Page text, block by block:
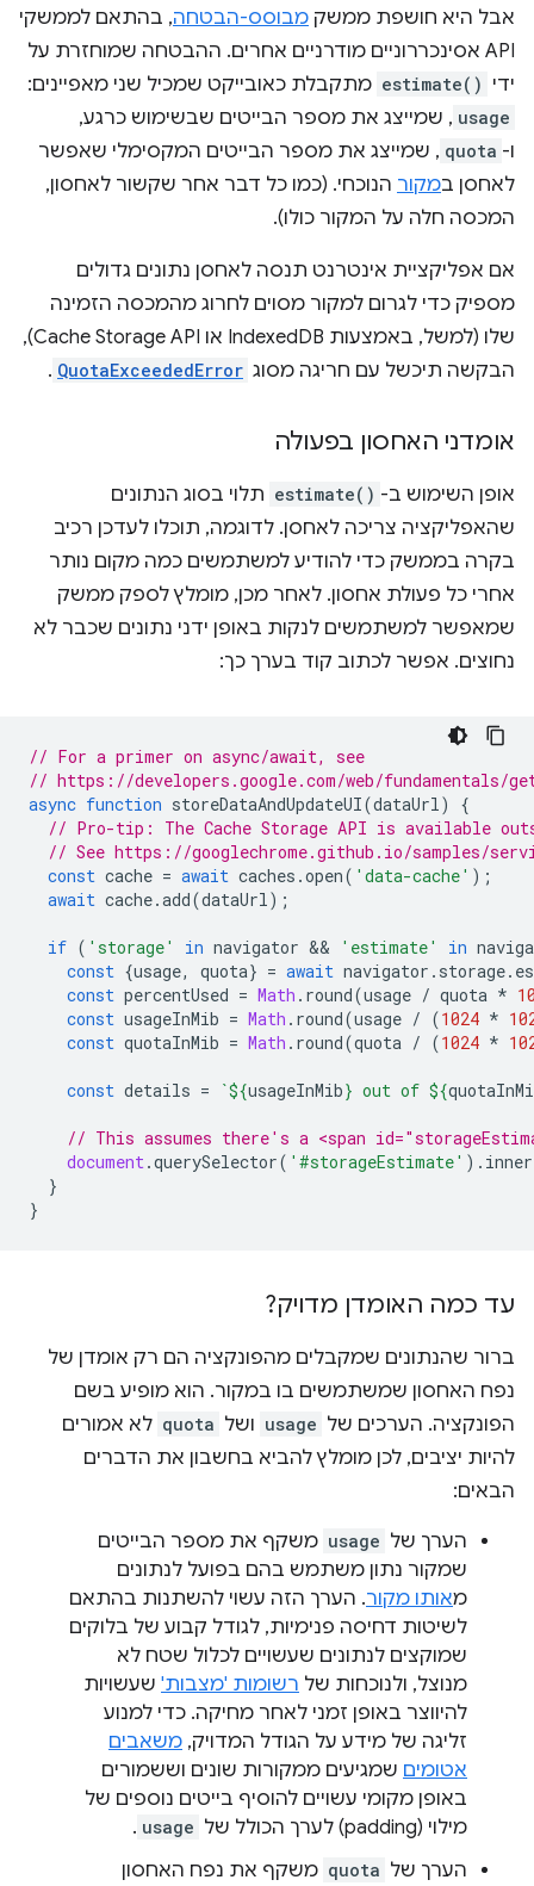
אבל היא חושפת ממשק מבוסס-הבטחה, בהתאם לממשקי
API אסינכררוניים מודרניים אחרים. ההבטחה שמוחזרת על
ידי estimate() מתקבלת כאובייקט שמכיל שני מאפיינים:
usage , שמייצג את מספר הבייטים שבשימוש כרגע,
ו- quota , שמייצג את מספר הבייטים המקסימלי שאפשר
לאחסן במקור הנוכחי. (כמו כל דבר אחר שקשור לאחסון,
המכסה חלה על המקור כולו).
אם אפליקציית אינטרנט תנסה לאחסן נתונים גדולים
מספיק כדי לגרום למקור מסוים לחרוג מהמכסה הזמינה
שלו (למשל, באמצעות IndexedDB או Cache Storage API),
הבקשה תיכשל עם חריגה מסוג QuotaExceededError
.
אומדני האחסון בפעולה
אופן השימוש ב- estimate() תלוי בסוג הנתונים
שהאפליקציה צריכה לאחסן. לדוגמה, תוכלו לעדכן רכיב
בקרה בממשק כדי להודיע למשתמשים כמה מקום נותר
אחרי כל פעולת אחסון. לאחר מכן, מומלץ לספק ממשק
שמאפשר למשתמשים לנקות באופן ידני נתונים שכבר לא
נחוצים. אפשר לכתוב קוד בערך כך:
// For a primer on async/await, see
// https://developers.google.com/web/fundamentals/
async function storeDataAndUpdateUI(dataUrl)
{
// Pro-tip: The Cache Storage API is available
// See https://googlechrome.github.io/samples/
const cache = await caches .open( 'data-cache' );
await cache.add(dataUrl);
if ( 'storage' in navigator && 'estimate' in
const {usage, quota} = await navigator . storage.
const percentUsed = Math . round(usage / quota *
const usageInMib = Math . round(usage / (1024 *
const quotaInMib = Math . round(quota / (1024 *
const details = `${usageInMib} out of ${
// This assumes there's a <span
document.querySelector( '#storageEstimate' ).
}
}
עד כמה האומדן מדויק?
ברור שהנתונים שמקבלים מהפונקציה הם רק אומדן של
נפח האחסון שמשתמשים בו במקור. הוא מופיע בשם
הפונקציה. הערכים של usage ושל quota לא אמורים
להיות יציבים, לכן מומלץ להביא בחשבון את הדברים
הבאים:
הערך של usage משקף את מספר הבייטים
שמקור נתון משתמש בהם בפועל לנתונים
מאותו מקור. הערך הזה עשוי להשתנות בהתאם
לשיטות דחיסה פנימיות, לגודל קבוע של בלוקים
שמוקצים לנתונים שעשויים לכלול שטח לא
מנוצל, ולנוכחות של רשומות 'מצבות' שעשויות
להיווצר באופן זמני לאחר מחיקה. כדי למנוע
זליגה של מידע על הגודל המדויק, משאבים
אטומים שמגיעים ממקורות שונים וששמורים
באופן מקומי עשויים להוסיף בייטים נוספים של
מילוי (padding) לערך הכולל של
usage
.
הערך של quota משקף את נפח האחסון